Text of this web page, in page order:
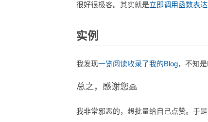
很好很极客。其实就是立即调用函数表
实例
我发现一览阅读收录了我的Blog，不知
总之，感谢您🙏
我非常邪恶的，想批量给自己点赞。于